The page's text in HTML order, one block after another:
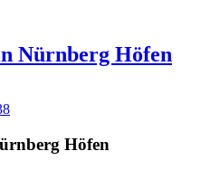
Nürnberg Höfen
Höfen